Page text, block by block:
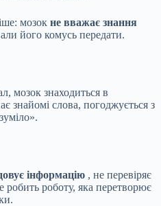
мозок не вважає знання
його комусь передати.
мозок знаходиться в
знайомі слова, погоджується з
інформацію , не перевіряє
робить роботу, яка перетворює